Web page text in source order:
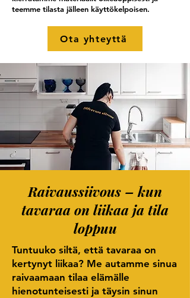
teemme tilasta jälleen käyttökelpoisen.
Ota yhteyttä
Raivaussiivous – kun
tavaraa on liikaa ja tila
loppuu
Tuntuuko siltä, että tavaraa on
kertynyt liikaa? Me autamme sinua
raivaamaan tilaa elämälle
hienotunteisesti ja täysin sinun